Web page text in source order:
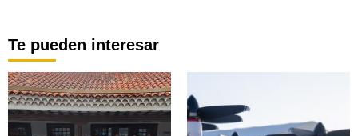
Te pueden interesar